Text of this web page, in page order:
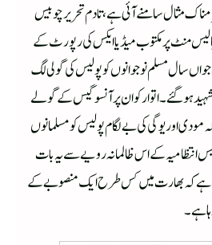
مثال سامنے آئی ہے، تادم تحریر چوبیس
منٹ پر مکتوب میڈیا ایکس کی رپورٹ کے
سال مسلم نوجوانوں کو پولیس کی گولی لگ
ہوگئے۔ اتوار کو ان پر آنسو گیس کے گولے
اور یوگی کی بے لگام پولیس کو مسلمانوں
انتظامیہ کے اس ظالمانہ رویے سے یہ بات
ہے کہ بھارت میں کس طرح ایک منصوبے کے
ہے۔